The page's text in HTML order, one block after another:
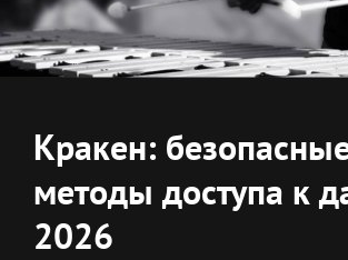
Кракен:
методы доступа к
2026